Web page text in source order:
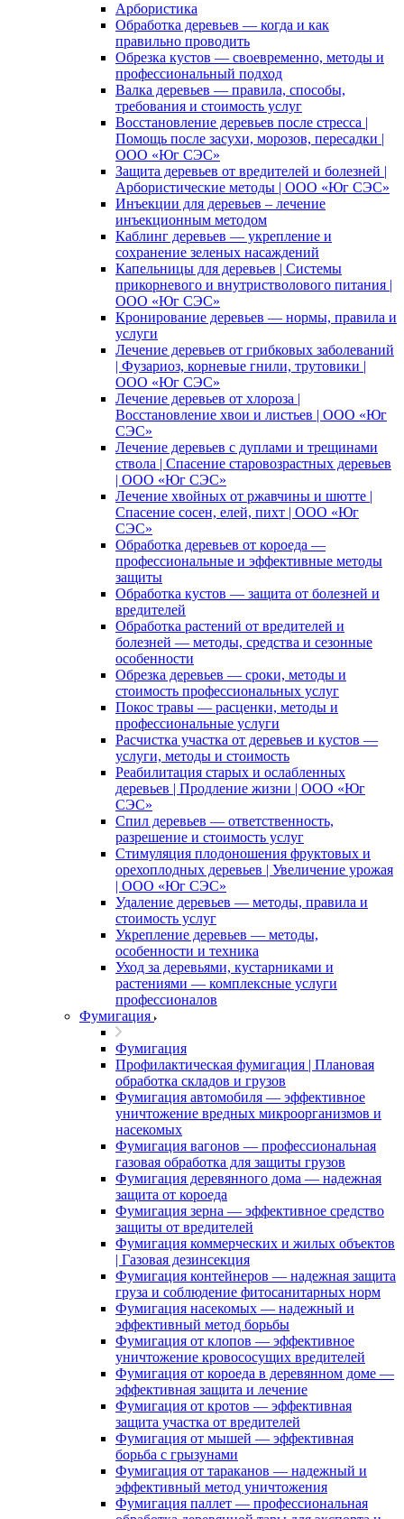
Арбористика
Обработка деревьев — когда и как
правильно проводить
Обрезка кустов — своевременно, методы и
профессиональный подход
Валка деревьев — правила, способы,
требования и стоимость услуг
Восстановление деревьев после стресса |
Помощь после засухи, морозов, пересадки |
ООО «Юг СЭС»
Защита деревьев от вредителей и болезней |
Арбористические методы | ООО «Юг СЭС»
Инъекции для деревьев – лечение
инъекционным методом
Каблинг деревьев — укрепление и
сохранение зеленых насаждений
Капельницы для деревьев | Системы
прикорневого и внутристволового питания |
ООО «Юг СЭС»
Кронирование деревьев — нормы, правила и
услуги
Лечение деревьев от грибковых заболеваний
| Фузариоз, корневые гнили, трутовики |
ООО «Юг СЭС»
Лечение деревьев от хлороза |
Восстановление хвои и листьев | ООО «Юг
СЭС»
Лечение деревьев с дуплами и трещинами
ствола | Спасение старовозрастных деревьев
| ООО «Юг СЭС»
Лечение хвойных от ржавчины и шютте |
Спасение сосен, елей, пихт | ООО «Юг
СЭС»
Обработка деревьев от короеда —
профессиональные и эффективные методы
защиты
Обработка кустов — защита от болезней и
вредителей
Обработка растений от вредителей и
болезней — методы, средства и сезонные
особенности
Обрезка деревьев — сроки, методы и
стоимость профессиональных услуг
Покос травы — расценки, методы и
профессиональные услуги
Расчистка участка от деревьев и кустов —
услуги, методы и стоимость
Реабилитация старых и ослабленных
деревьев | Продление жизни | ООО «Юг
СЭС»
Спил деревьев — ответственность,
разрешение и стоимость услуг
Стимуляция плодоношения фруктовых и
орехоплодных деревьев | Увеличение урожая
| ООО «Юг СЭС»
Удаление деревьев — методы, правила и
стоимость услуг
Укрепление деревьев — методы,
особенности и техника
Уход за деревьями, кустарниками и
растениями — комплексные услуги
профессионалов
Фумигация
Фумигация
Профилактическая фумигация | Плановая
обработка складов и грузов
Фумигация автомобиля — эффективное
уничтожение вредных микроорганизмов и
насекомых
Фумигация вагонов — профессиональная
газовая обработка для защиты грузов
Фумигация деревянного дома — надежная
защита от короеда
Фумигация зерна — эффективное средство
защиты от вредителей
Фумигация коммерческих и жилых объектов
| Газовая дезинсекция
Фумигация контейнеров — надежная защита
груза и соблюдение фитосанитарных норм
Фумигация насекомых — надежный и
эффективный метод борьбы
Фумигация от клопов — эффективное
уничтожение кровососущих вредителей
Фумигация от короеда в деревянном доме —
эффективная защита и лечение
Фумигация от кротов — эффективная
защита участка от вредителей
Фумигация от мышей — эффективная
борьба с грызунами
Фумигация от тараканов — надежный и
эффективный метод уничтожения
Фумигация паллет — профессиональная